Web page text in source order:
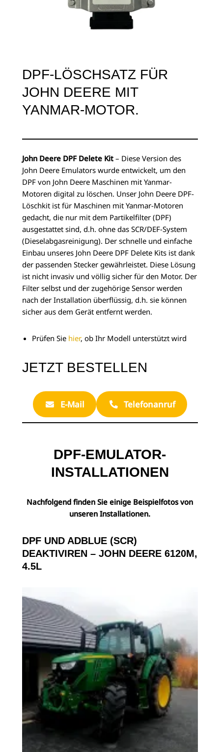
DPF-LÖSCHSATZ FÜR
JOHN DEERE MIT
YANMAR-MOTOR.
John Deere DPF Delete Kit– Diese Version des
John Deere Emulators wurde entwickelt, um den
DPF von John Deere Maschinen mit Yanmar-
Motoren digital zu löschen. Unser John Deere DPF-
Löschkit ist für Maschinen mit Yanmar-Motoren
gedacht, die nur mit dem Partikelfilter (DPF)
ausgestattet sind, d.h. ohne das SCR/DEF-System
(Dieselabgasreinigung). Der schnelle und einfache
Einbau unseres John Deere DPF Delete Kits ist dank
der passenden Stecker gewährleistet. Diese Lösung
ist nicht invasiv und völlig sicher für den Motor. Der
Filter selbst und der zugehörige Sensor werden
nach der Installation überflüssig, d.h. sie können
sicher aus dem Gerät entfernt werden.
Prüfen Sie hier, ob Ihr Modell unterstützt wird
JETZT BESTELLEN
E-Mail Telefonanruf
DPF-EMULATOR-
INSTALLATIONEN
Nachfolgend finden Sie einige Beispielfotos von
unseren Installationen.
DPF UND ADBLUE (SCR)
DEAKTIVIREN – JOHN DEERE 6120M,
4.5L